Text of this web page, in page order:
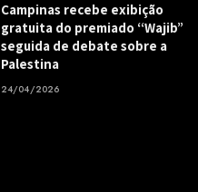
Campinas recebe exibição
gratuita do premiado “Wajib”
seguida de debate sobre a
Palestina
24/04/2026